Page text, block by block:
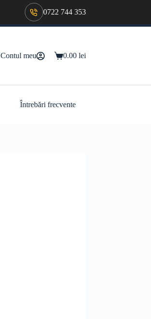
0722 744 353
Contul meu
Coș0.00 lei
Întrebări frecvente